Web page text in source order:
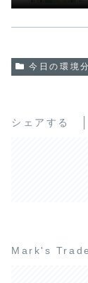
今日の環境
シェアする
Mark's Trade